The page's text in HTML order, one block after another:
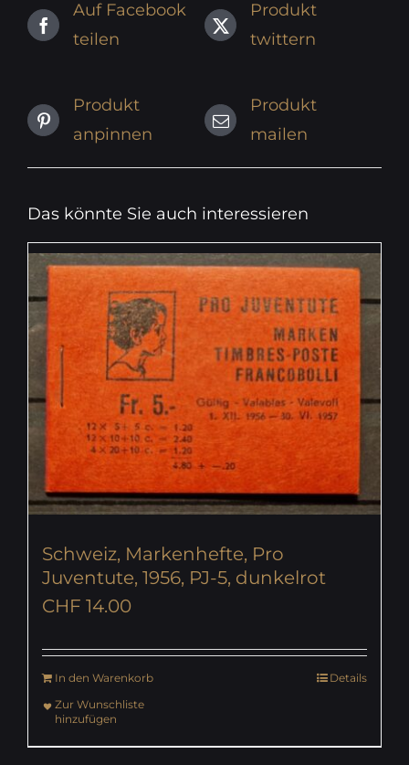
Auf Facebook
teilen
Produkt
twittern
Produkt
anpinnen
Produkt
mailen
Das könnte Sie auch interessieren
Schweiz, Markenhefte, Pro
Juventute, 1956, PJ-5, dunkelrot
CHF 14.00
In den Warenkorb
Details
Zur Wunschliste
hinzufügen